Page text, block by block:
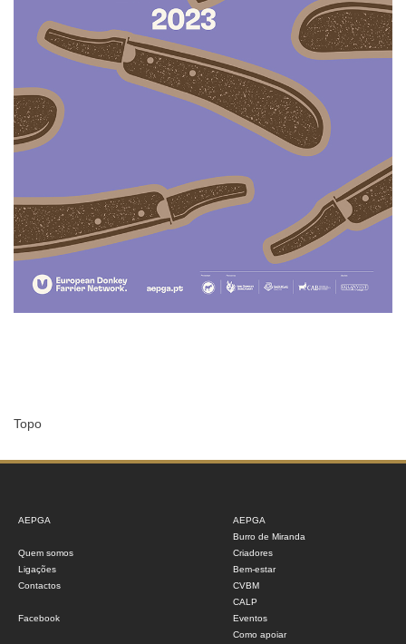
Topo
AEPGA
Quem somos
Ligações
Contactos
Facebook
AEPGA
Burro de Miranda
Criadores
Bem-estar
CVBM
CALP
Eventos
Como apoiar